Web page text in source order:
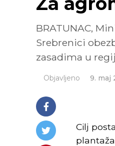
BRATUNAC,
Srebrenici
zasadima u
Objavljeno 9. maj
Cilj